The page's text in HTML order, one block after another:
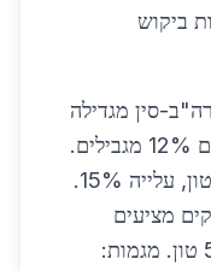
ביקוש
סין מגדילה
יבוא לישראל, אך מכסים אירופיים 12% מגבילים.
מחיר אבץ LME ב-3200 דולר/טון, עלייה 15%.
מציעים
4700 ₪ עם משלוח חינם מעל 5 טון. מגמות: